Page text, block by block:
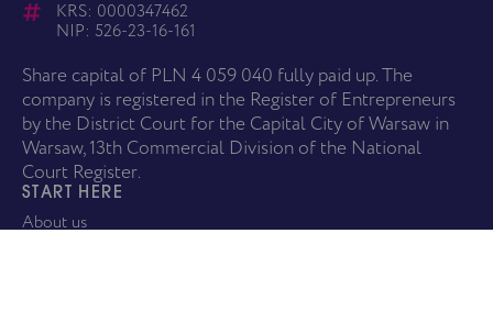
KRS: 0000347462
NIP: 526-23-16-161
Share capital of PLN 4 059 040 fully paid up. The
company is registered in the Register of Entrepreneurs
by the District Court for the Capital City of Warsaw in
Warsaw, 13th Commercial Division of the National
Court Register.
START HERE
About us